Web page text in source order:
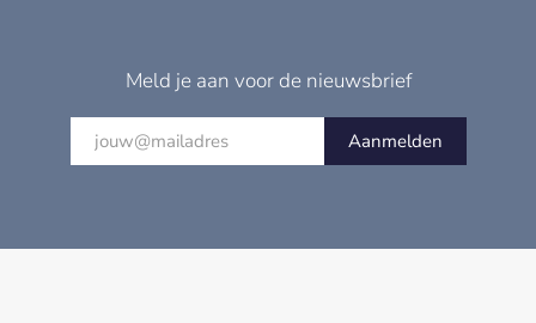
Meld je aan voor de nieuwsbrief
Aanmelden